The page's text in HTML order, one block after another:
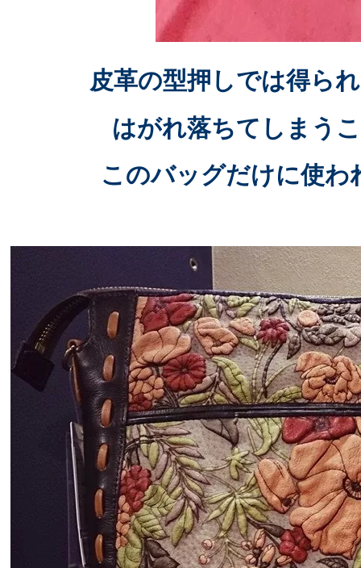
皮革の型押しでは得ら
はがれ落ちてしまう
このバッグだけに使わ